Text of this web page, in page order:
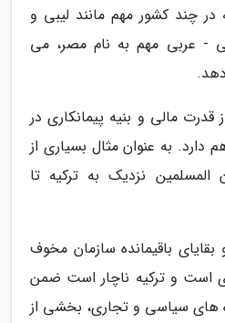
چند کشور مهم مانند لیبی و
- عربی مهم به نام مصر، می
دهد.
قدرت مالی و بنیه پیمانکاری در
دارد. به عنوان مثال بسیاری از
المسلمین نزدیک به ترکیه تا
بقایای باقیمانده سازمان مخوف
است و ترکیه ناچار است ضمن
های سیاسی و تجاری، بخشی از